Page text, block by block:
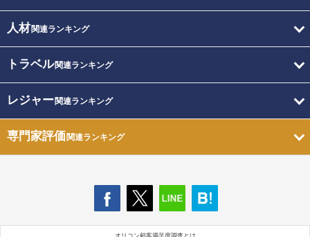
人材関連ランキング
トラベル関連ランキング
レジャー関連ランキング
専門家評価関連ランキング
オリコン顧客満足度調査とは